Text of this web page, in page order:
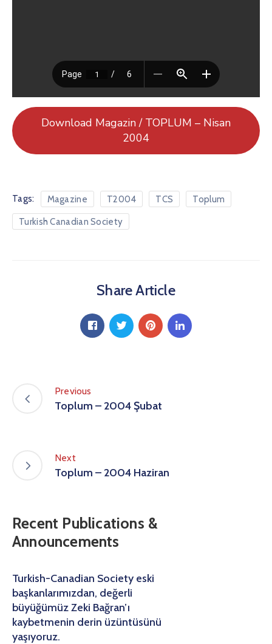
Download Magazin / TOPLUM – Nisan
2004
Tags: Magazine T2004 TCS Toplum
Turkish Canadian Society
Share Article
Previous
Toplum – 2004 Şubat
Next
Toplum – 2004 Haziran
Recent Publications &
Announcements
Turkish-Canadian Society eski
başkanlarımızdan, değerli
büyüğümüz Zeki Bağran’ı
kaybetmenin derin üzüntüsünü
yaşıyoruz.